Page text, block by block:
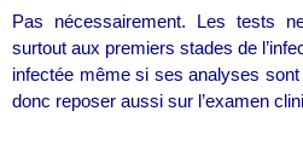
Pas nécessairement. Les tests
surtout aux premiers stades de
infectée même si ses analyses
donc reposer aussi sur l’examen